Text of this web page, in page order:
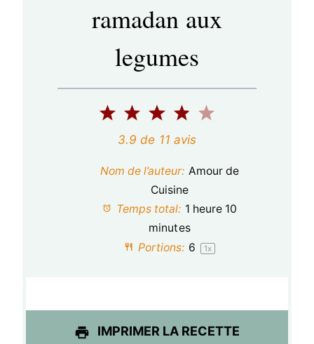
ramadan aux
legumes
5
t
i
l
4
é
t
i
l
3
é
t
o
i
l
2
é
t
i
l
1
é
t
i
3.9 de 11 avis
Nom de l’auteur: Amour de
Cuisine
Temps total: 1 heure 10
minutes
Portions: 6 1x
IMPRIMER LA RECETTE